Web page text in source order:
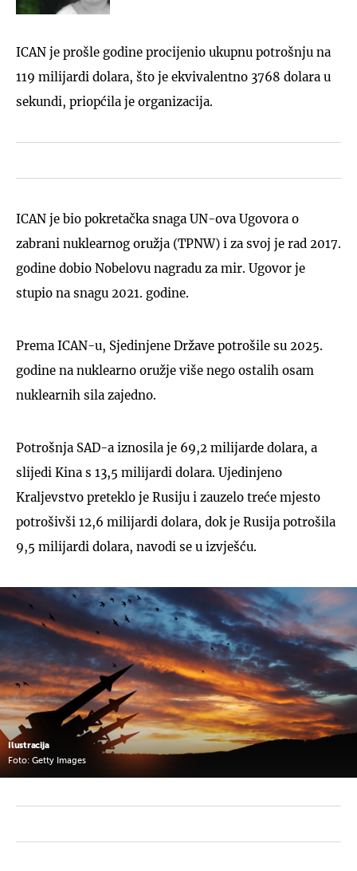
ICAN je prošle godine procijenio ukupnu potrošnju na
119 milijardi dolara, što je ekvivalentno 3768 dolara u
sekundi, priopćila je organizacija.
ICAN je bio pokretačka snaga UN-ova Ugovora o
zabrani nuklearnog oružja (TPNW) i za svoj je rad 2017.
godine dobio Nobelovu nagradu za mir. Ugovor je
stupio na snagu 2021. godine.
Prema ICAN-u, Sjedinjene Države potrošile su 2025.
godine na nuklearno oružje više nego ostalih osam
nuklearnih sila zajedno.
Potrošnja SAD-a iznosila je 69,2 milijarde dolara, a
slijedi Kina s 13,5 milijardi dolara. Ujedinjeno
Kraljevstvo preteklo je Rusiju i zauzelo treće mjesto
potrošivši 12,6 milijardi dolara, dok je Rusija potrošila
9,5 milijardi dolara, navodi se u izvješću.
Ilustracija
Foto: Getty Images